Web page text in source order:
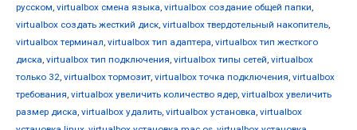
русском, virtualbox смена языка, virtualbox создание общей папки,
virtualbox создать жесткий диск, virtualbox твердотельный накопитель,
virtualbox терминал, virtualbox тип адаптера, virtualbox тип жесткого
диска, virtualbox тип подключения, virtualbox типы сетей, virtualbox
только 32, virtualbox тормозит, virtualbox точка подключения, virtualbox
требования, virtualbox увеличить количество ядер, virtualbox увеличить
размер диска, virtualbox удалить, virtualbox установка, virtualbox